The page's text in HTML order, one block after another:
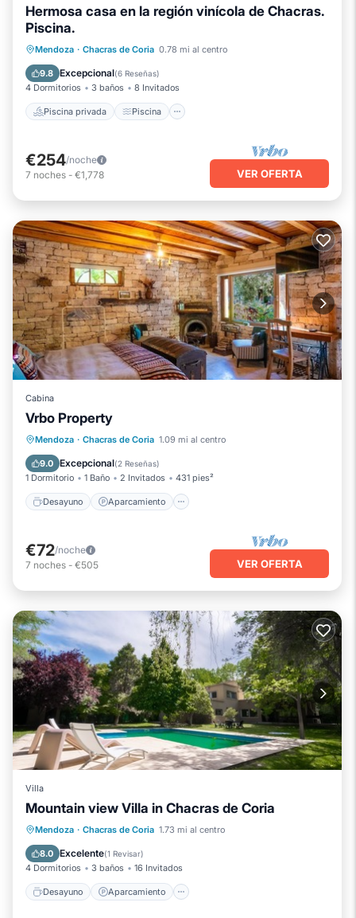
Hermosa casa en la región vinícola de Chacras.
Piscina.
Mendoza · Chacras de Coria 0.78 mi al centro
9.8 Excepcional(6 Reseñas)
4 Dormitorios 3 baños 8 Invitados
Piscina privada Piscina
Piscina privada
Piscina
Aire acondicionado
€254/noche
7 noches - €1,778 VER OFERTA
Cabina
Vrbo Property
Mendoza · Chacras de Coria 1.09 mi al centro
9.0 Excepcional(2 Reseñas)
1 Dormitorio 1 Baño 2 Invitados 431 pies²
Desayuno Aparcamiento
Desayuno
Aparcamiento
Balcón/Terraza
€72/noche
7 noches - €505 VER OFERTA
Villa
Mountain view Villa in Chacras de Coria
Mendoza · Chacras de Coria 1.73 mi al centro
8.0 Excelente(1 Revisar)
4 Dormitorios 3 baños 16 Invitados
Desayuno Aparcamiento
Desayuno Aparcamiento
Balcón/Terraza